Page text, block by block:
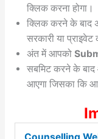
क्लिक करना होगा।
क्लिक करने के बाद
सरकारी या
अंत में आपको
सबमिट करने के
आएगा जिसका कि